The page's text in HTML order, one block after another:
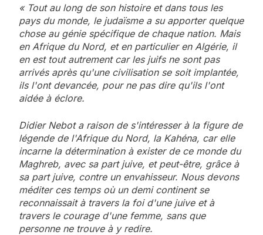
« Tout au long de son histoire et dans tous les
pays du monde, le judaïsme a su apporter quelque
chose au génie spécifique de chaque nation. Mais
en Afrique du Nord, et en particulier en Algérie, il
en est tout autrement car les juifs ne sont pas
arrivés après qu'une civilisation se soit implantée,
ils l'ont devancée, pour ne pas dire qu'ils l'ont
aidée à éclore.
Didier Nebot a raison de s'intéresser à la figure de
légende de l'Afrique du Nord, la Kahéna, car elle
incarne la détermination à exister de ce monde du
Maghreb, avec sa part juive, et peut-être, grâce à
sa part juive, contre un envahisseur. Nous devons
méditer ces temps où un demi continent se
reconnaissait à travers la foi d'une juive et à
travers le courage d'une femme, sans que
personne ne trouve à y redire.